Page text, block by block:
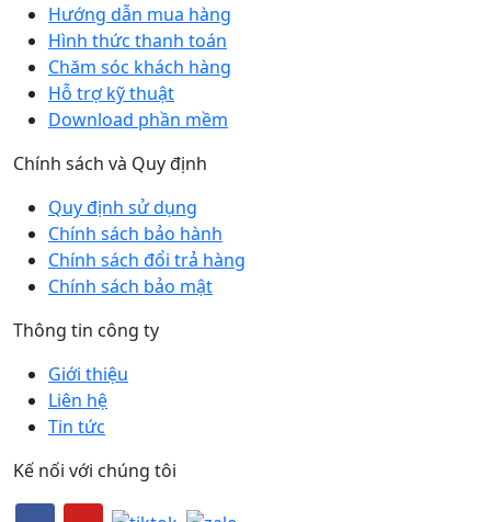
Hướng dẫn mua hàng
Hình thức thanh toán
Chăm sóc khách hàng
Hỗ trợ kỹ thuật
Download phần mềm
Chính sách và Quy định
Quy định sử dụng
Chính sách bảo hành
Chính sách đổi trả hàng
Chính sách bảo mật
Thông tin công ty
Giới thiệu
Liên hệ
Tin tức
Kế nối với chúng tôi